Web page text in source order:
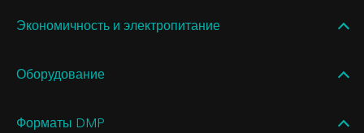
Экономичность и электропитание
Оборудование
Форматы DMP